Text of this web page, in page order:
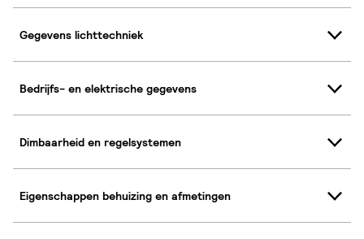
Gegevens lichttechniek
Bedrijfs- en elektrische gegevens
Dimbaarheid en regelsystemen
Eigenschappen behuizing en afmetingen